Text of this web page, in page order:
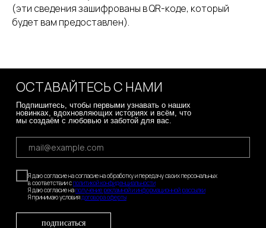
(эти сведения зашифрованы в QR-коде, который
будет вам предоставлен).
Я даю согласие на согласие на обработку и передачу своих персональных
в соответствии сполитикой конфиденциальности
Я даю согласие наполучение рекламной и информационной рассылки
Я принимаю условиядоговора оферты
подписаться
ОСТАВАЙТЕСЬ С НАМИ
Подпишитесь, чтобы первыми узнавать о наших
новинках, вдохновляющих историях и всём, что
мы создаём с любовью и заботой для вас.